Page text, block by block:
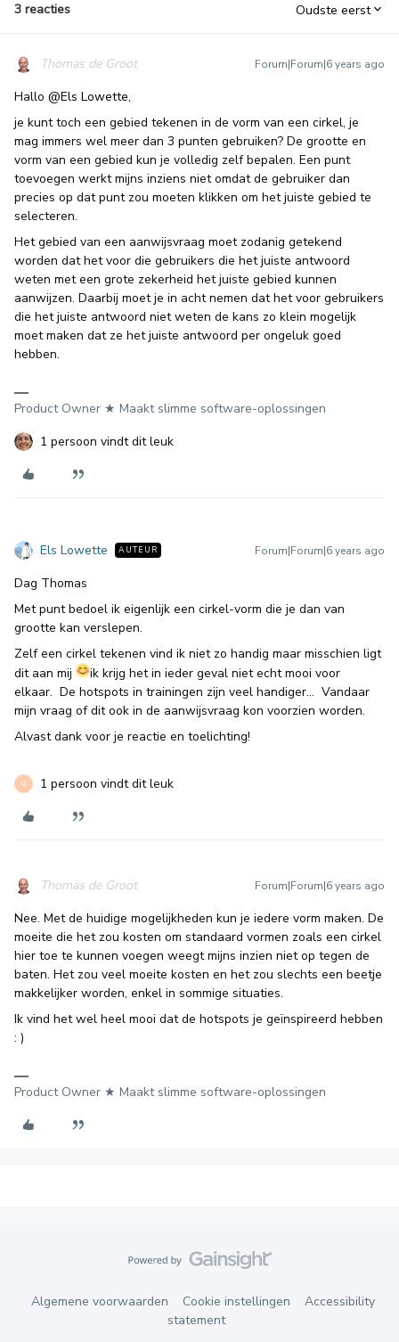
3 reacties Oudste eerst
Thomas de Groot Forum|Forum|6 years ago
Hallo @Els Lowette,
je kunt toch een gebied tekenen in de vorm van een cirkel, je
mag immers wel meer dan 3 punten gebruiken? De grootte en
vorm van een gebied kun je volledig zelf bepalen. Een punt
toevoegen werkt mijns inziens niet omdat de gebruiker dan
precies op dat punt zou moeten klikken om het juiste gebied te
selecteren.
Het gebied van een aanwijsvraag moet zodanig getekend
worden dat het voor die gebruikers die het juiste antwoord
weten met een grote zekerheid het juiste gebied kunnen
aanwijzen. Daarbij moet je in acht nemen dat het voor gebruikers
die het juiste antwoord niet weten de kans zo klein mogelijk
moet maken dat ze het juiste antwoord per ongeluk goed
hebben.
Product Owner ★ Maakt slimme software-oplossingen
1 persoon vindt dit leuk
Els Lowette AUTEUR Forum|Forum|6 years ago
Dag Thomas
Met punt bedoel ik eigenlijk een cirkel-vorm die je dan van
grootte kan verslepen.
Zelf een cirkel tekenen vind ik niet zo handig maar misschien ligt
dit aan mij
ik krijg het in ieder geval niet echt mooi voor
elkaar. De hotspots in trainingen zijn veel handiger… Vandaar
mijn vraag of dit ook in de aanwijsvraag kon voorzien worden.
Alvast dank voor je reactie en toelichting!
O 1 persoon vindt dit leuk
Thomas de Groot Forum|Forum|6 years ago
Nee. Met de huidige mogelijkheden kun je iedere vorm maken. De
moeite die het zou kosten om standaard vormen zoals een cirkel
hier toe te kunnen voegen weegt mijns inzien niet op tegen de
baten. Het zou veel moeite kosten en het zou slechts een beetje
makkelijker worden, enkel in sommige situaties.
Ik vind het wel heel mooi dat de hotspots je geïnspireerd hebben
: )
Product Owner ★ Maakt slimme software-oplossingen
Algemene voorwaarden Cookie instellingen
Accessibility
statement